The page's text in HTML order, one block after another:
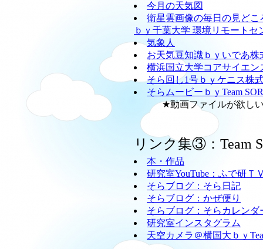
今月の天気図
衛星雲画像の毎日の見どこ
ｂｙ千葉大学 環境リモート
気象人
お天気豆知識ｂｙいであ株
横浜国立大学コアサイエン
そら回し1号ｂｙケニス株
そらムービーｂｙTeam
★動画ファイルが欲しい
リンク集③：Team
本・作品
研究室YouTube：ふで研Ｔ
そらブログ：そら日記
そらブログ：かぜ便り
そらブログ：そらカレンダ
研究室インスタグラム
天空カメラ＠横国大ｂｙ